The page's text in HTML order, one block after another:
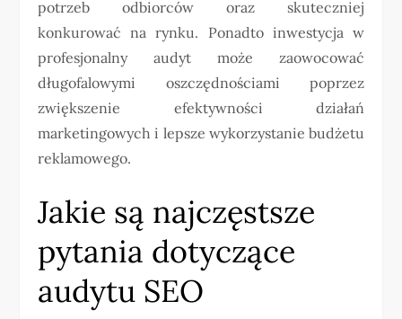
potrzeb odbiorców oraz skuteczniej
konkurować na rynku. Ponadto inwestycja w
profesjonalny audyt może zaowocować
długofalowymi oszczędnościami poprzez
zwiększenie efektywności działań
marketingowych i lepsze wykorzystanie budżetu
reklamowego.
Jakie są najczęstsze
pytania dotyczące
audytu SEO